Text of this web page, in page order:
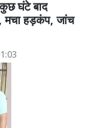
घंटे बाद
हड़कंप, जांच